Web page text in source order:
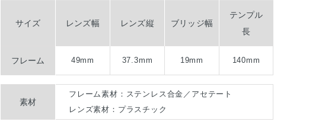
サイズ レンズ幅 レンズ縦 ブリッジ幅
テンプル
長
フレーム 49mm 37.3mm 19mm 140mm
素材
フレーム素材：ステンレス合金／アセテート
レンズ素材：プラスチック